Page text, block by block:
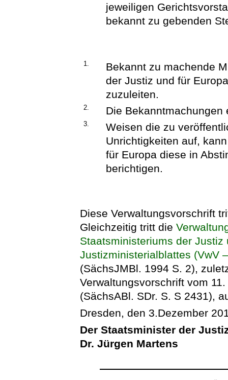
jeweiligen
bekannt zu gebenden
1.
Bekannt zu machende
der Justiz und für
zuzuleiten.
2. Die Bekanntmachungen
3.
Weisen die zu
Unrichtigkeiten auf,
für Europa diese in
berichtigen.
Diese Verwaltungsvorschrift
Gleichzeitig tritt die
Staatsministeriums der
Justizministerialblattes (VwV
(SächsJMBl. 1994 S. 2),
Verwaltungsvorschrift vom
(SächsABl. SDr. S. S 2431),
Dresden, den 3.Dezember
Der Staatsminister der
Dr. Jürgen Martens